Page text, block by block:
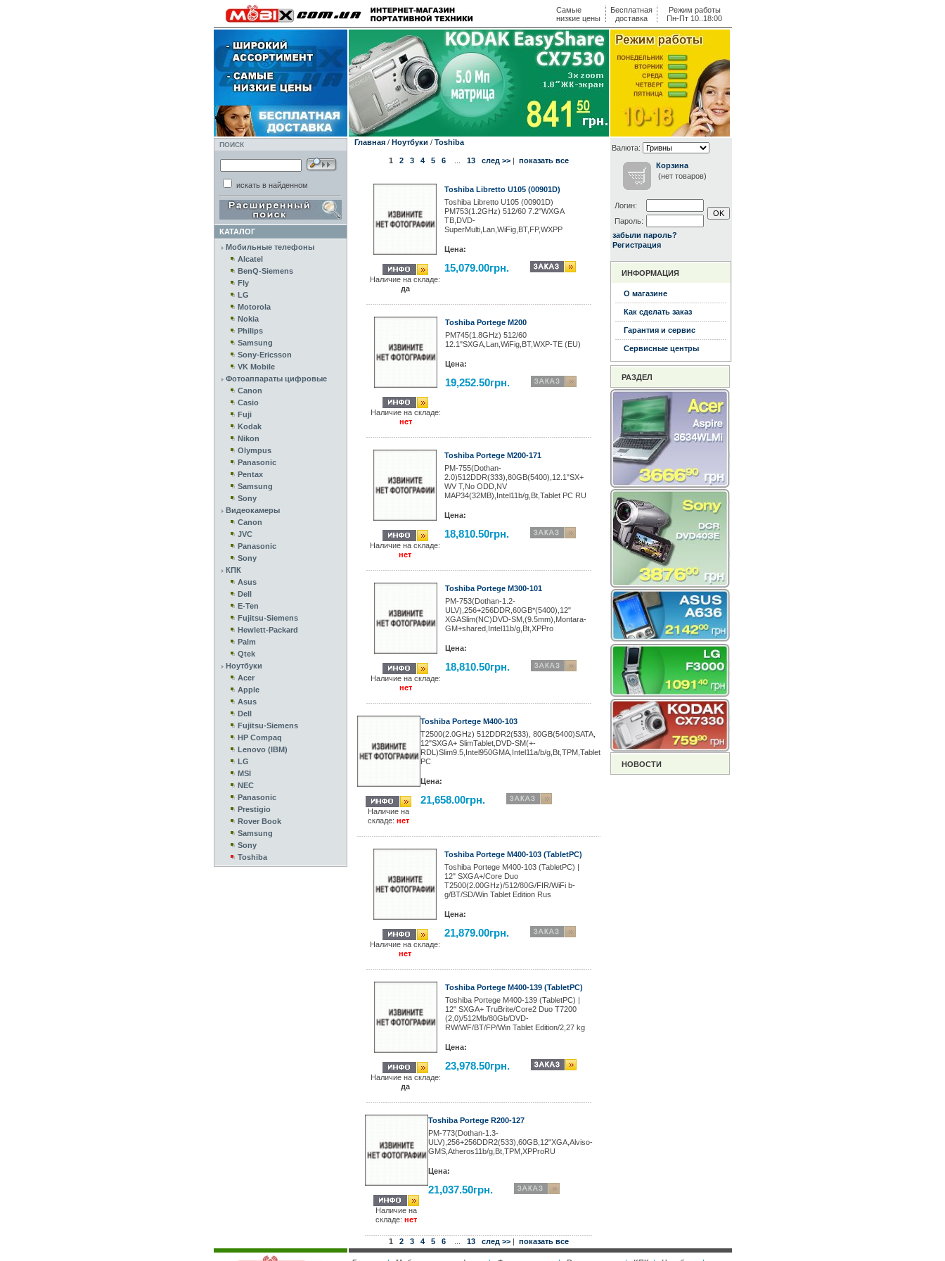
Самые
низкие цены
Бесплатная
доставка
Режим работы
Пн-Пт 10..18:00
ПОИСК
искать в найденном
КАТАЛОГ
Мобильные телефоны
Alcatel
BenQ-Siemens
Fly
LG
Motorola
Nokia
Philips
Samsung
Sony-Ericsson
VK Mobile
Фотоаппараты цифровые
Canon
Casio
Fuji
Kodak
Nikon
Olympus
Panasonic
Pentax
Samsung
Sony
Видеокамеры
Canon
JVC
Panasonic
Sony
КПК
Asus
Dell
E-Ten
Fujitsu-Siemens
Hewlett-Packard
Palm
Qtek
Ноутбуки
Acer
Apple
Asus
Dell
Fujitsu-Siemens
HP Compaq
Lenovo (IBM)
LG
MSI
NEC
Panasonic
Prestigio
Rover Book
Samsung
Sony
Toshiba
Главная/ Ноутбуки / Toshiba
1 2 3 4 5 6... 13 след >>| показать все
Наличие на складе:
да
Toshiba Libretto U105 (00901D)
Toshiba Libretto U105 (00901D)
PM753(1.2GHz) 512/60 7.2"WXGA
TB,DVD-
SuperMulti,Lan,WiFig,BT,FP,WXPP
Цена:
15,079.00грн.
Наличие на складе:
нет
Toshiba Portege M200
PM745(1.8GHz) 512/60
12.1"SXGA,Lan,WiFig,BT,WXP-TE (EU)
Цена:
19,252.50грн.
Наличие на складе:
нет
Toshiba Portege M200-171
PM-755(Dothan-
2.0)512DDR(333),80GB(5400),12.1"SX+
WV T,No ODD,NV
MAP34(32MB),Intel11b/g,Bt,Tablet PC RU
Цена:
18,810.50грн.
Наличие на складе:
нет
Toshiba Portege M300-101
PM-753(Dothan-1.2-
ULV),256+256DDR,60GB*(5400),12"
XGASlim(NC)DVD-SM,(9.5mm),Montara-
GM+shared,Intel11b/g,Bt,XPPro
Цена:
18,810.50грн.
Наличие на
складе: нет
Toshiba Portege M400-103
T2500(2.0GHz) 512DDR2(533), 80GB(5400)SATA,
12"SXGA+ SlimTablet,DVD-SM(+-
RDL)Slim9.5,Intel950GMA,Intel11a/b/g,Bt,TPM,Tablet
PC
Цена:
21,658.00грн.
Наличие на складе:
нет
Toshiba Portege M400-103 (TabletPC)
Toshiba Portege M400-103 (TabletPC) |
12" SXGA+/Core Duo
T2500(2.00GHz)/512/80G/FIR/WiFi b-
g/BT/SD/Win Tablet Edition Rus
Цена:
21,879.00грн.
Наличие на складе:
да
Toshiba Portege M400-139 (TabletPC)
Toshiba Portege M400-139 (TabletPC) |
12" SXGA+ TruBrite/Core2 Duo T7200
(2,0)/512Mb/80Gb/DVD-
RW/WF/BT/FP/Win Tablet Edition/2,27 kg
Цена:
23,978.50грн.
Наличие на
складе: нет
Toshiba Portege R200-127
PM-773(Dothan-1.3-
ULV),256+256DDR2(533),60GB,12"XGA,Alviso-
GMS,Atheros11b/g,Bt,TPM,XPProRU
Цена:
21,037.50грн.
1 2 3 4 5 6... 13 след >>| показать все
Валюта:
Корзина
(нет товаров)
Логин:
Пароль:
забыли пароль?
Регистрация
ИНФОРМАЦИЯ
О магазине
Как сделать заказ
Гарантия и сервис
Сервисные центры
РАЗДЕЛ
НОВОСТИ